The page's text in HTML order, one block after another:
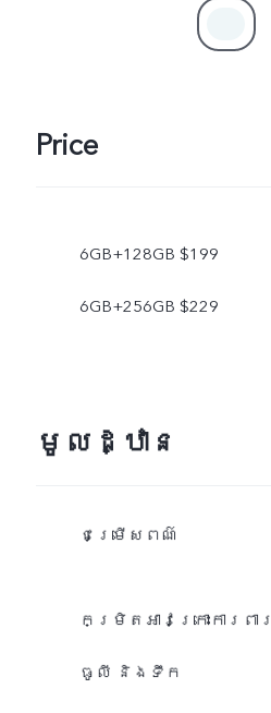
Price
6GB+128GB $199
6GB+256GB $229
មូលដ្ឋាន
ជម្រើសពណ៌
កម្រិតអាវក្រោះការពារ
ធូលី និងទឹក